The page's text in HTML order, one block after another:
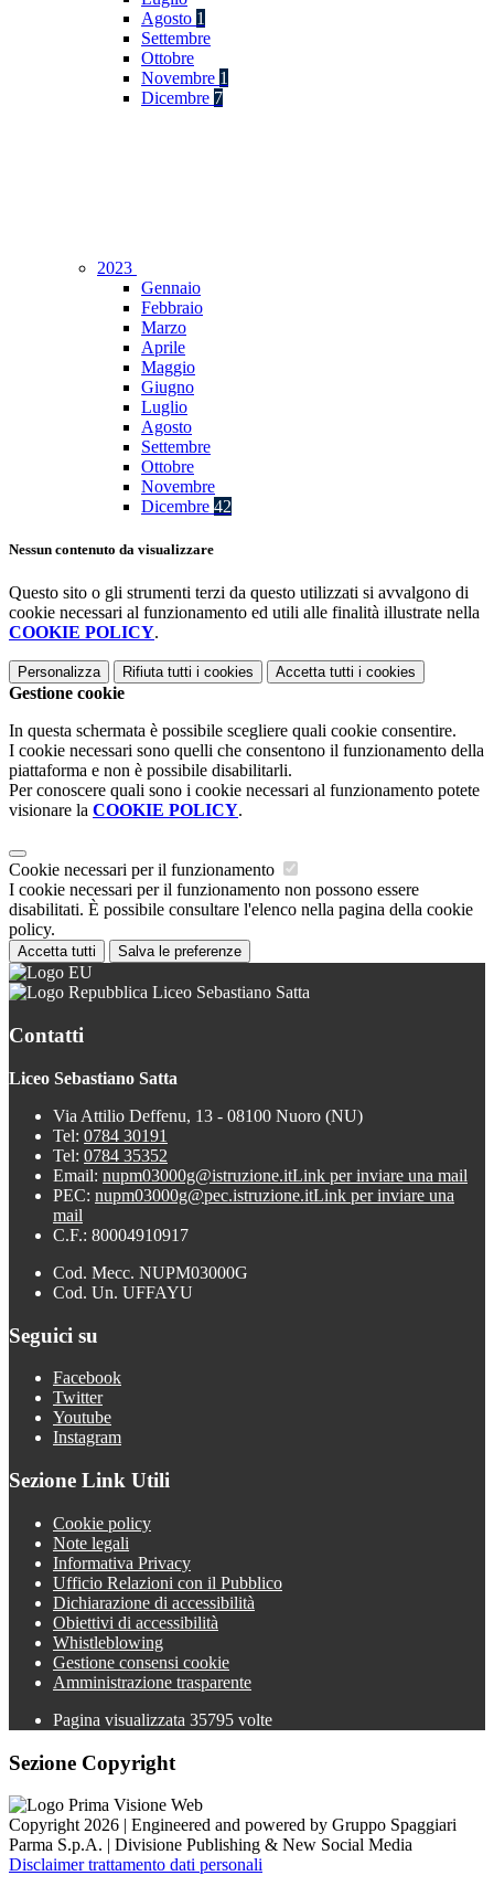
Agosto 1
Settembre
Ottobre
Novembre 1
Dicembre 7
2023
Gennaio
Febbraio
Marzo
Aprile
Maggio
Giugno
Luglio
Agosto
Settembre
Ottobre
Novembre
Dicembre 42
Nessun contenuto da visualizzare
Questo sito o gli strumenti terzi da questo utilizzati si avvalgono di
cookie necessari al funzionamento ed utili alle finalità illustrate nella
COOKIE POLICY.
Personalizza Rifiuta tutti i cookies Accetta tutti i cookies
Gestione cookie
In questa schermata è possibile scegliere quali cookie consentire.
I cookie necessari sono quelli che consentono il funzionamento della
piattaforma e non è possibile disabilitarli.
Per conoscere quali sono i cookie necessari al funzionamento potete
visionare la COOKIE POLICY.
Cookie necessari per il funzionamento
I cookie necessari per il funzionamento non possono essere
disabilitati. È possibile consultare l'elenco nella pagina della cookie
policy.
Accetta tutti Salva le preferenze
Liceo Sebastiano Satta
Contatti
Liceo Sebastiano Satta
Via Attilio Deffenu, 13 - 08100 Nuoro (NU)
Tel: 0784 30191
Tel: 0784 35352
Email: nupm03000g@istruzione.itLink per inviare una mail
PEC: nupm03000g@pec.istruzione.itLink per inviare una
mail
C.F.: 80004910917
Cod. Mecc. NUPM03000G
Cod. Un. UFFAYU
Seguici su
Facebook
Twitter
Youtube
Instagram
Sezione Link Utili
Cookie policy
Note legali
Informativa Privacy
Ufficio Relazioni con il Pubblico
Dichiarazione di accessibilità
Obiettivi di accessibilità
Whistleblowing
Gestione consensi cookie
Amministrazione trasparente
Pagina visualizzata 35795 volte
Sezione Copyright
Copyright 2026 | Engineered and powered by Gruppo Spaggiari
Parma S.p.A. | Divisione Publishing & New Social Media
Disclaimer trattamento dati personali